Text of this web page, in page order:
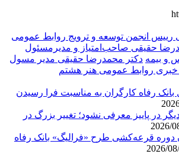
رییس انجمن توسعه و ترویج روابط عمومی
حقیقی صاحب‌امتیاز و مدیرمسئول
و بیمه دکتر محمدرضا حقیقی مدیر مسول
خبری روابط عمومی هنر هشتم
بانک رفاه کارگران به مناسبت فرا رسیدن
در پاییز معرفی نشود؛ تغییر بزرگ در
دوره قرعه‌کشی طرح «فرالیگ» بانک رفاه